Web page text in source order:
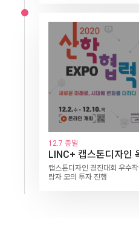
구글사이트 도구, 원격 수업
5일차
새로운 미래로, 시대
10:00~11:00
인공지능의 시대의 의학
11:00~12:00
14:00~15:00
스토리텔링의 이해
15:00~15:30
넷플릭스 추천시스템과 인공
15:30~16:00
4차 산업 혁명 시대 신소재 공
16:00~17:00
12.2 종일
LINC+ 캡스톤디자인
캡스톤디자인 경진대회 우수
람자 모의 투자 진행
VOD
꿈의 기업 입사 프로젝
(LINC+Recruit)’
LINC+ 사회맞춤형학과* 중점
유도하여 청년 일자리를 창출
12.4 종일
LINC+ 캡스톤디자인
캡스톤디자인 경진대회 우수
람자 모의 투자 진행
원격 수업 연수1 종이
사용하기
김병석 선생님
넷플릭스 추천시스템
성균관대 김재광 교수
12.7 종일
LINC+ 캡스톤디자인
캡스톤디자인 경진대회 우수
람자 모의 투자 진행
16:00 ~ 17:30
서경덕 (성신여자대학교 교수)
주제 : 세계를 향한 무한도전
진로관련 명사강연
주제 : 취업 준비 전략
12.10 종일
BRIDG+ 수요기술상
산학협력 성과 기반 기업 매칭